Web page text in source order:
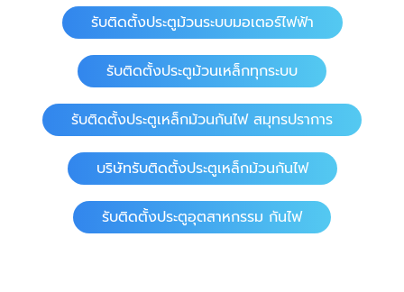
รับติดตั้งประตูม้วนระบบมอเตอร์ไฟฟ้า
รับติดตั้งประตูม้วนเหล็กทุกระบบ
รับติดตั้งประตูเหล็กม้วนกันไฟ สมุทรปราการ
บริษัทรับติดตั้งประตูเหล็กม้วนกันไฟ
รับติดตั้งประตูอุตสาหกรรม กันไฟ